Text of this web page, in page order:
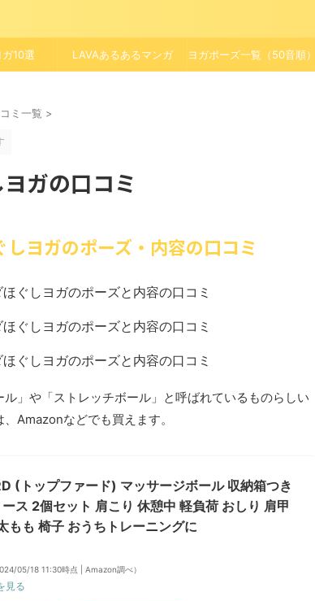
10選 LAVAあるあるマンガ ヨガポーズ一覧（50音順）
ミ一覧 >
ガの口コミ
しヨガのポーズ・内容の口コミ
」や「ストレッチボール」と呼ばれているものらしい
Amazonなどでも買えます。
(トップファード) マッサージボール 収納箱つき
ス 2個セット 肩こり 休憩中 軽負荷 おしり 肩甲
もも 椅子 おうちトレーニングに
05/18 11:30時点 | Amazon調べ）
見る